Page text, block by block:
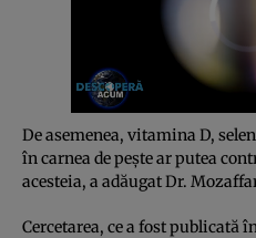
De asemenea, vitamina D,
în carnea de peşte ar putea
acesteia, a adăugat Dr.
Cercetarea, ce a fost